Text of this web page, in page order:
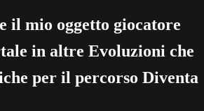
il mio oggetto giocatore
in altre Evoluzioni che
per il percorso Diventa